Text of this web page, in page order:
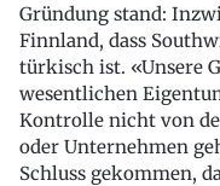
Gründung stand:
Finnland, dass
türkisch ist. «Unsere
wesentlichen
Kontrolle nicht von
oder Unternehmen
Schluss gekommen,